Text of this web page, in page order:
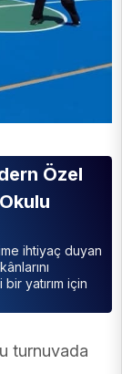
Özel
ihtiyaç duyan
yatırım için
turnuvada